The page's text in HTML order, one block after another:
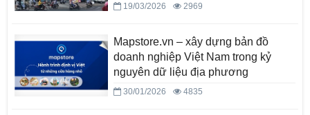
19/03/2026 2969
Mapstore.vn – xây dựng bản đồ
doanh nghiệp Việt Nam trong kỷ
nguyên dữ liệu địa phương
30/01/2026 4835